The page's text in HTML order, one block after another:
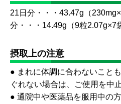
21日分・・・43.47g（
分・・・14.49g（9粒2.07g×7
摂取上の注意
● まれに体調に合わないこと
ぐれない場合は、ご使用を中
● 通院中や医薬品を服用中の